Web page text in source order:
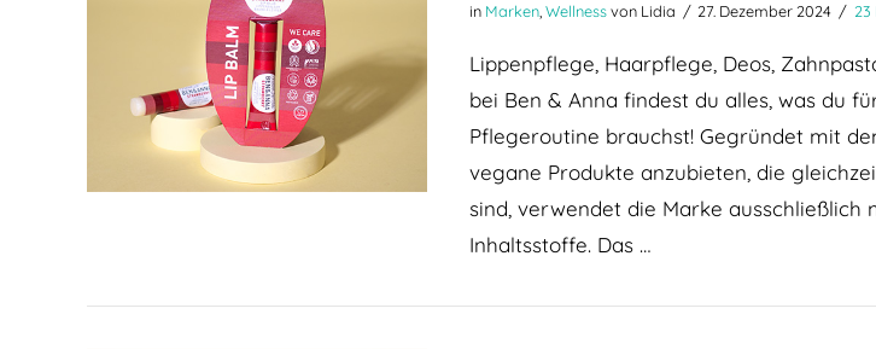
in Marken,Wellnessvon Lidia 27. Dezember 2024 23
Lippenpflege, Haarpflege, Deos,
bei Ben & Anna findest du alles, was du
Pflegeroutine brauchst! Gegründet mit
vegane Produkte anzubieten, die
sind, verwendet die Marke ausschließlich
Inhaltsstoffe. Das …